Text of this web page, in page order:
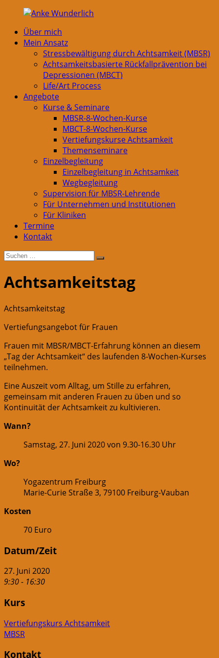
Zurück
Inhalt
Anke
Wunderlich
Über mich
Mein Ansatz
Stressbewältigung durch Achtsamkeit (MBSR)
Achtsamkeitsbasierte Rückfallprävention bei
Depressionen (MBCT)
Life/Art Process
Angebote
Kurse & Seminare
MBSR-8-Wochen-Kurse
MBCT-8-Wochen-Kurse
Vertiefungskurse Achtsamkeit
Themenseminare
Einzelbegleitung
Einzelbegleitung in Achtsamkeit
Wegbegleitung
Supervision für MBSR-Lehrende
Für Unternehmen und Institutionen
Für Kliniken
Termine
Kontakt
Suche
Suchen
Achtsamkeitstag
Achtsamkeitstag
Vertiefungsangebot für Frauen
Frauen mit MBSR/MBCT-Erfahrung können an diesem
„Tag der Achtsamkeit“ des laufenden 8-Wochen-Kurses
teilnehmen.
Eine Auszeit vom Alltag, um Stille zu erfahren,
gemeinsam mit anderen Frauen zu üben und so
Kontinuität der Achtsamkeit zu kultivieren.
Wann?
Samstag, 27. Juni 2020 von 9.30-16.30 Uhr
Wo?
Yogazentrum Freiburg
Marie-Curie Straße 3, 79100 Freiburg-Vauban
Kosten
70 Euro
Datum/Zeit
27. Juni 2020
9:30 - 16:30
Kurs
Beitragsnavigation
Vertiefungskurs Achtsamkeit
MBSR
Kontakt